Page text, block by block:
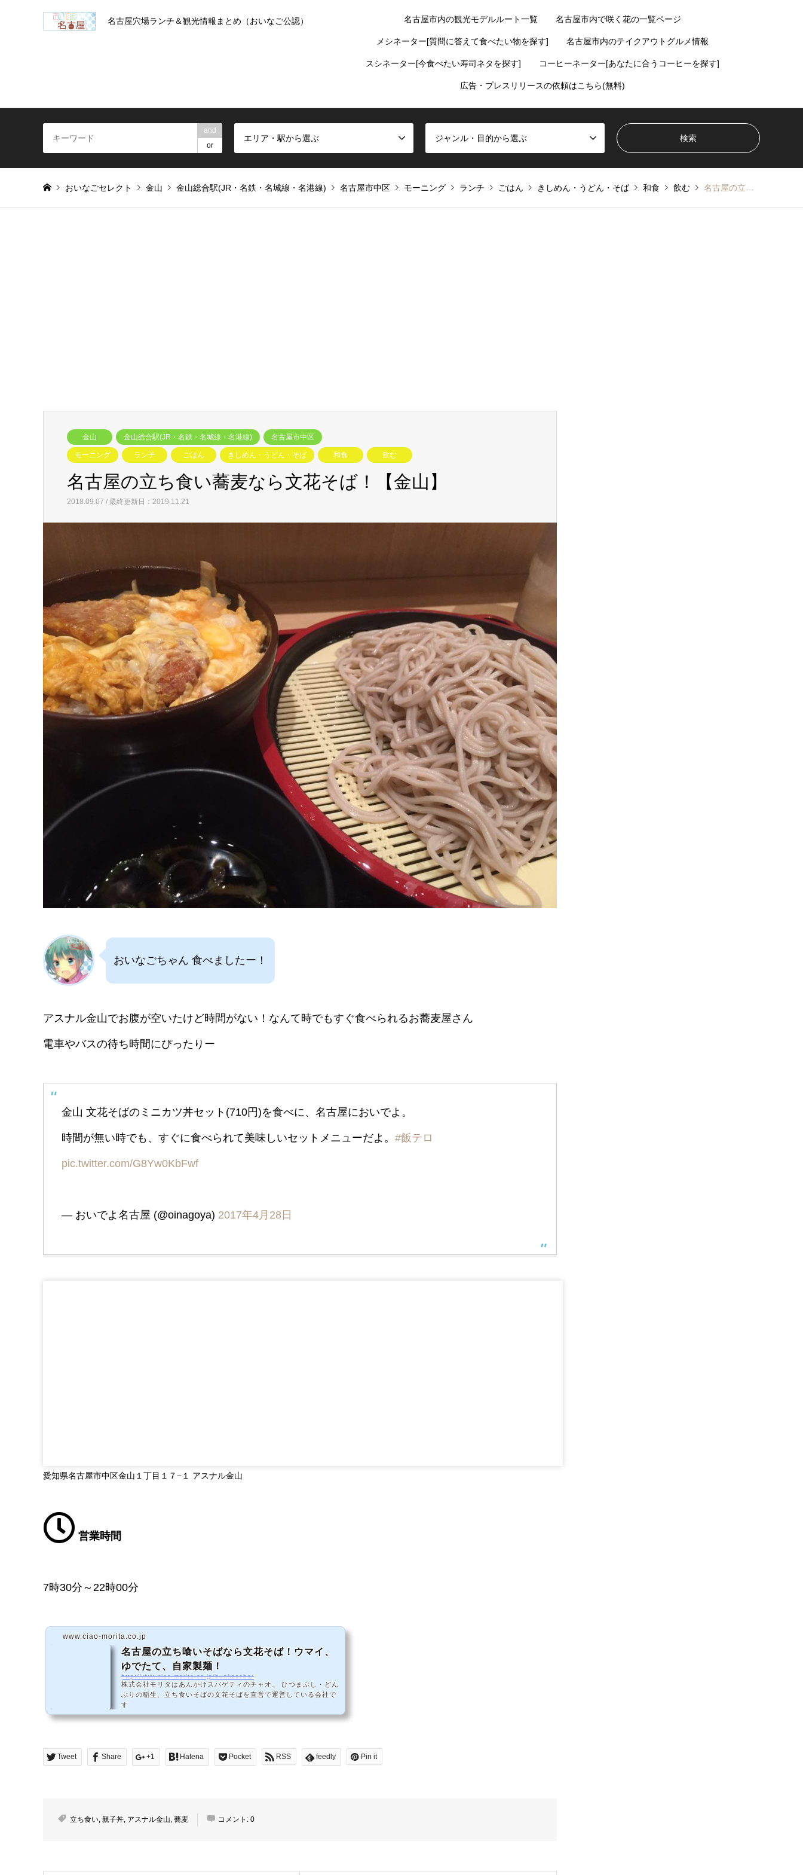
名古屋穴場ランチ＆観光情報まとめ（おいなご公認） 名古屋市内の観光モデルルート一覧 名古屋市内で咲く花の一覧ページ
メシネーター[質問に答えて食べたい物を探す] 名古屋市内のテイクアウトグルメ情報
スシネーター[今食べたい寿司ネタを探す] コーヒーネーター[あなたに合うコーヒーを探す]
広告・プレスリリースの依頼はこちら(無料)
and
or
エリア・駅から選ぶ ジャンル・目的から選ぶ
おいなごセレクト 金山 金山総合駅(JR・名鉄・名城線・名港線) 名古屋市中区 モーニング ランチ ごはん きしめん・うどん・そば 和食 飲む 名古屋の立ち食い蕎麦なら文花そば！【金山】
金山 金山総合駅(JR・名鉄・名城線・名港線) 名古屋市中区
モーニング ランチ ごはん きしめん・うどん・そば 和食 飲む
名古屋の立ち食い蕎麦なら文花そば！【金山】
2018.09.07 / 最終更新日：2019.11.21
おいなごちゃん 食べましたー！
アスナル金山でお腹が空いたけど時間がない！なんて時でもすぐ食べられるお蕎麦屋さん
電車やバスの待ち時間にぴったりー
金山 文花そばのミニカツ丼セット(710円)を食べに、名古屋においでよ。
時間が無い時でも、すぐに食べられて美味しいセットメニューだよ。 #飯テロ
pic.twitter.com/G8Yw0KbFwf
— おいでよ名古屋 (@oinagoya) 2017年4月28日
愛知県名古屋市中区金山１丁目１７−１ アスナル金山
営業時間
7時30分～22時00分
www.ciao-morita.co.jp
名古屋の立ち喰いそばなら文花そば！ウマイ、
ゆでたて、自家製麺！
http://www.ciao-morita.co.jp/bunkasoba/
株式会社モリタはあんかけスパゲティのチャオ、 ひつまぶし・どん
ぶりの稲生、立ち食いそばの文花そばを直営で運営している会社で
す
Tweet Share +1 Hatena Pocket RSS feedly Pin it
立ち食い, 親子丼, アスナル金山, 蕎麦 コメント: 0